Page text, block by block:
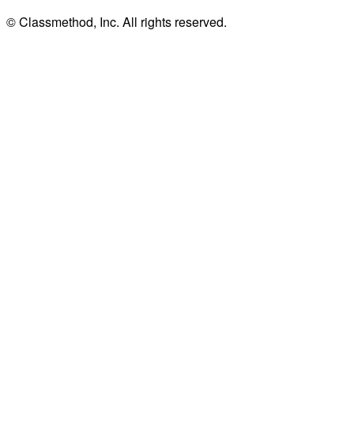
© Classmethod, Inc. All rights reserved.